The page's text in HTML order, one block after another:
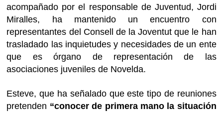
acompañado por el responsable de Juventud, Jordi
Miralles, ha mantenido un encuentro con
representantes del Consell de la Joventut que le han
trasladado las inquietudes y necesidades de un ente
que es órgano de representación de las
asociaciones juveniles de Novelda.
Esteve, que ha señalado que este tipo de reuniones
pretenden “conocer de primera mano la situación